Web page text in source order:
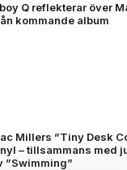
Q reflekterar över
kommande album
Millers ”Tiny Desk
– tillsammans med
”Swimming”